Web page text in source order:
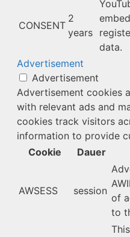
CONSENT
2
years
data.
Advertisement
Advertisement
Advertisement cookies
with relevant ads and
cookies track visitors
information to provide
Cookie
Dauer
AWSESS session
of
to